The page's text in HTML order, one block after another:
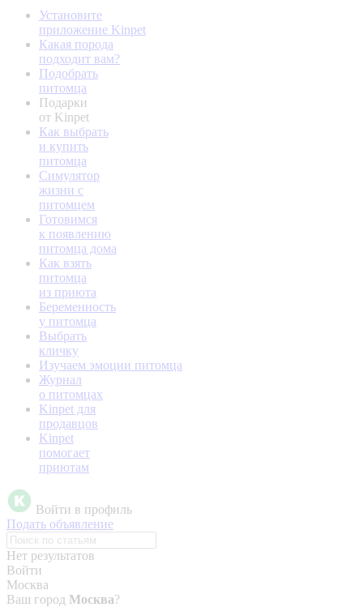
Установите
приложение Kinpet
Какая порода
подходит вам?
Подобрать
питомца
Подарки
от Kinpet
Как выбрать
и купить
питомца
Симулятор
жизни с
питомцем
Готовимся
к появлению
питомца дома
Как взять
питомца
из приюта
Беременность
у питомца
Выбрать
кличку
Изучаем эмоции питомца
Журнал
о питомцах
Kinpet для
продавцов
Kinpet
помогает
приютам
Войти в профиль
Подать объявление
Нет результатов
Войти
Москва
Ваш город Москва?